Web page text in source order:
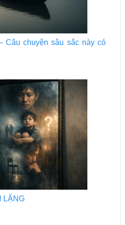
Câu chuyện sâu sắc này có
LẶNG